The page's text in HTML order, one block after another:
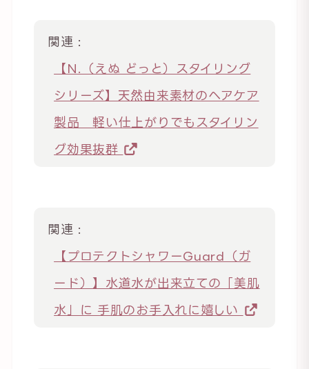
関連 :
【N.（えぬ どっと）スタイリング
シリーズ】天然由来素材のヘアケア
製品 軽い仕上がりでもスタイリン
グ効果抜群
関連 :
【プロテクトシャワーGuard（ガ
ード）】水道水が出来立ての「美肌
水」に 手肌のお手入れに嬉しい